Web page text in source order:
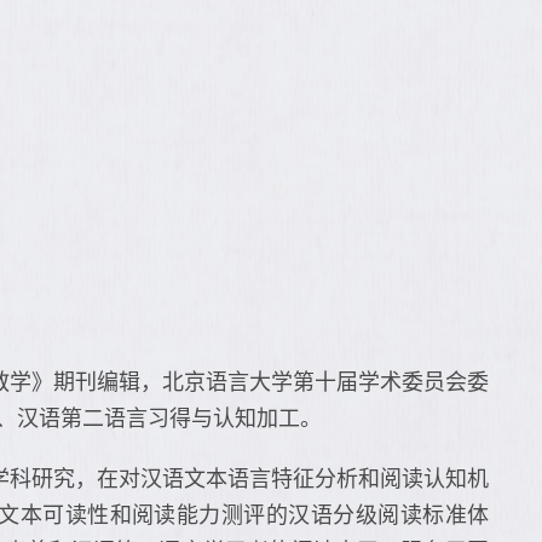
》期刊编辑，北京语言大学第十届学术委员会委
语第二语言习得与认知加工。
研究，在对汉语文本语言特征分析和阅读认知机
本可读性和阅读能力测评的汉语分级阅读标准体